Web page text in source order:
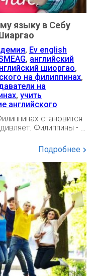
языку в Себу
, Ev english
, английский
шиоргао,
на филиппинах,
на
, учить
английского
становится
Филиппины - …
Подробнее